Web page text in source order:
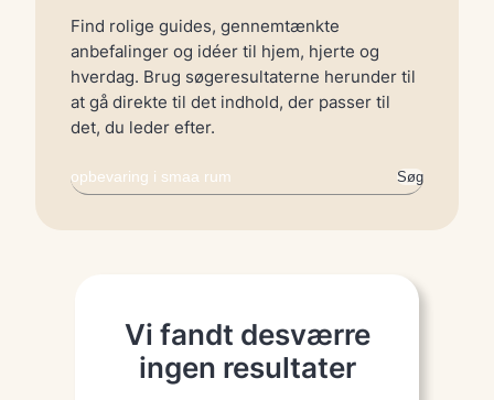
Find rolige guides, gennemtænkte
anbefalinger og idéer til hjem, hjerte og
hverdag. Brug søgeresultaterne herunder til
at gå direkte til det indhold, der passer til
det, du leder efter.
Søg
igen
Søg
Vi fandt desværre
ingen resultater